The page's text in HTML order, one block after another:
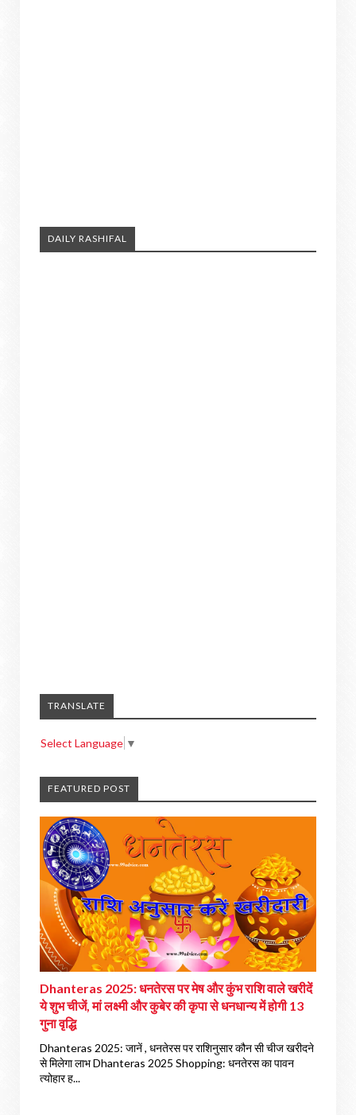
DAILY RASHIFAL
TRANSLATE
Select Language ▼
FEATURED POST
Dhanteras 2025: धनतेरस पर मेष और कुंभ राशि वाले खरीदें
ये शुभ चीजें, मां लक्ष्मी और कुबेर की कृपा से धनधान्य में होगी 13
गुना वृद्धि
Dhanteras 2025: जानें , धनतेरस पर राशिनुसार कौन सी चीज खरीदने
से मिलेगा लाभ Dhanteras 2025 Shopping: धनतेरस का पावन
त्योहार ह...